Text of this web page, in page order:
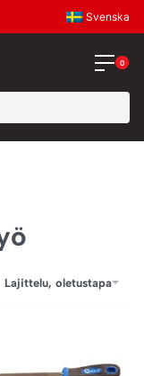
Svenska
0
Lajittelu, oletustapa